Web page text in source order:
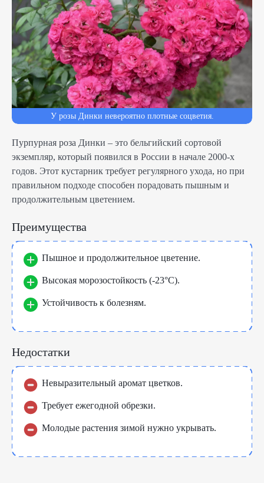
У розы Динки невероятно плотные соцветия.
Пурпурная роза Динки – это бельгийский сортовой
экземпляр, который появился в России в начале 2000-х
годов. Этот кустарник требует регулярного ухода, но при
правильном подходе способен порадовать пышным и
продолжительным цветением.
Преимущества
Пышное и продолжительное цветение.
Высокая морозостойкость (-23°C).
Устойчивость к болезням.
Недостатки
Невыразительный аромат цветков.
Требует ежегодной обрезки.
Молодые растения зимой нужно укрывать.